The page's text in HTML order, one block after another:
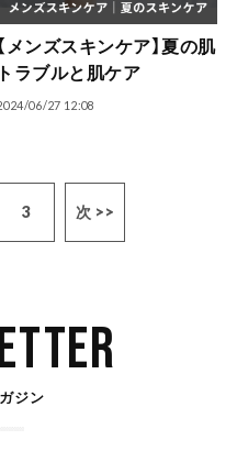
【メンズスキンケア】夏の肌
トラブルと肌ケア
06/27 12:08
3 次 >>
ジン